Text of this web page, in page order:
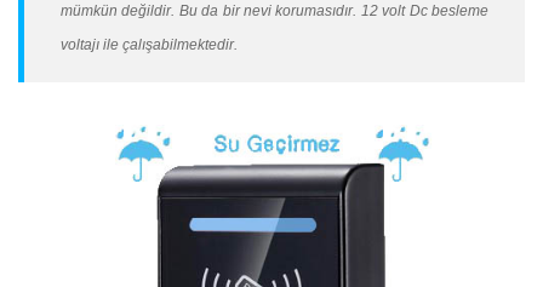
mümkün değildir. Bu da bir nevi korumasıdır. 12 volt Dc besleme
voltajı ile çalışabilmektedir.